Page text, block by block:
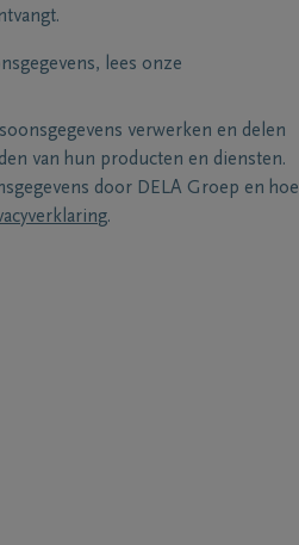
lees onze
verwerken en delen
van hun producten en diensten.
door DELA Groep en hoe
.